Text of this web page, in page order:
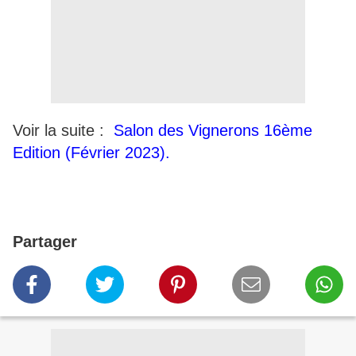
Voir la suite : Salon des Vignerons 16ème
Edition (Février 2023).
Partager